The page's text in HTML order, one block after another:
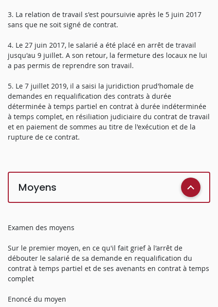
3. La relation de travail s'est poursuivie après le 5 juin 2017
sans que ne soit signé de contrat.
4. Le 27 juin 2017, le salarié a été placé en arrêt de travail
jusqu'au 9 juillet. A son retour, la fermeture des locaux ne lui
a pas permis de reprendre son travail.
5. Le 7 juillet 2019, il a saisi la juridiction prud'homale de
demandes en requalification des contrats à durée
déterminée à temps partiel en contrat à durée indéterminée
à temps complet, en résiliation judiciaire du contrat de travail
et en paiement de sommes au titre de l'exécution et de la
rupture de ce contrat.
Moyens
Examen des moyens
Sur le premier moyen, en ce qu'il fait grief à l'arrêt de
débouter le salarié de sa demande en requalification du
contrat à temps partiel et de ses avenants en contrat à temps
complet
Enoncé du moyen